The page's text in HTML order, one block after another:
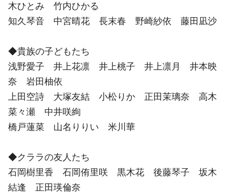
木ひとみ 竹内ひかる
知久琴音 中宮晴花 長末春 野崎紗依 藤田凪沙
◆貴族の子どもたち
浅野愛子 井上花凛 井上桃子 井上凛月 井本映
奈 岩田柚依
上田空詩 大塚友結 小松りか 正田茉璃奈 高木
菜々瀬 中井咲絢
橋戸蓮菜 山名りりい 米川華
◆クララの友人たち
石岡樹里香 石岡侑里咲 黒木花 後藤琴子 坂木
結逢 正田瑛倫奈